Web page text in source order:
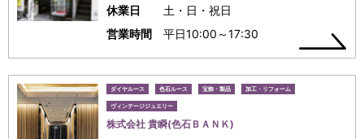
休業日
土・日・祝日
営業時間
平日10:00～17:30
ダイヤルース 色石ルース 宝飾・製品 加工・リフォーム
ヴィンテージジュエリー
株式会社 貴瞬(色石ＢＡＮＫ)